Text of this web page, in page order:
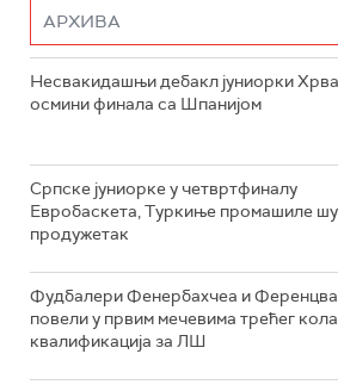
Несвакидашњи дебакл јуниорки
осмини финала са Шпанијом
Српске јуниорке у четвртфиналу
Евробаскета, Туркиње промашиле
продужетак
Фудбалери Фенербахчеа и
повели у првим мечевима трећег кола
квалификација за ЛШ